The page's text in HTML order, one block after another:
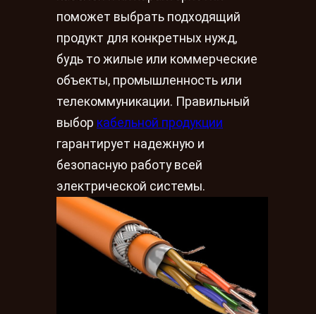
поможет выбрать подходящий
продукт для конкретных нужд,
будь то жилые или коммерческие
объекты, промышленность или
телекоммуникации. Правильный
выбор кабельной продукции
гарантирует надежную и
безопасную работу всей
электрической системы.